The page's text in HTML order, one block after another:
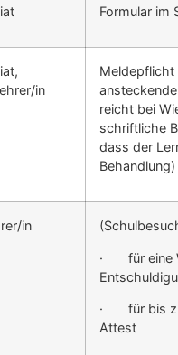
For­mu­lar im
in
Meldepflicht
reicht bei
schriftliche
dass der
Behand­lung)
in
· für eine
· für bis zu
Attest